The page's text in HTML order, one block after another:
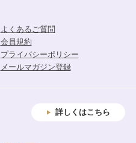
よくあるご質問
会員規約
プライバシーポリシー
メールマガジン登録
詳しくはこちら